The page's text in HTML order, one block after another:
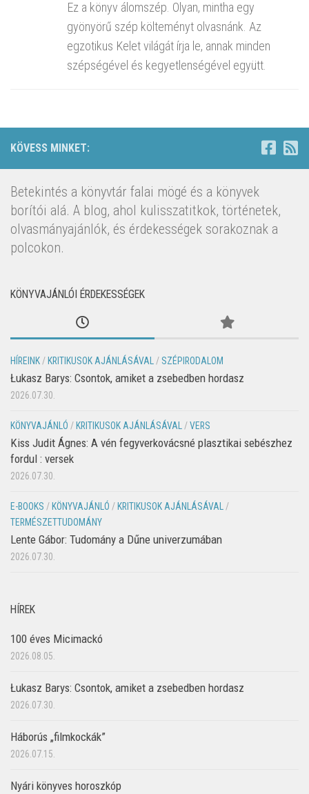
Ez a könyv álomszép. Olyan, mintha egy
gyönyörű szép költeményt olvasnánk. Az
egzotikus Kelet világát írja le, annak minden
szépségével és kegyetlenségével együtt.
KÖVESS MINKET:
Betekintés a könyvtár falai mögé és a könyvek
borítói alá. A blog, ahol kulisszatitkok, történetek,
olvasmányajánlók, és érdekességek sorakoznak a
polcokon.
KÖNYVAJÁNLÓI ÉRDEKESSÉGEK
HÍREINK/ KRITIKUSOK AJÁNLÁSÁVAL/ SZÉPIRODALOM
Łukasz Barys: Csontok, amiket a zsebedben hordasz
2026.07.30.
KÖNYVAJÁNLÓ / KRITIKUSOK AJÁNLÁSÁVAL/VERS
Kiss Judit Ágnes: A vén fegyverkovácsné plasztikai sebészhez
fordul : versek
2026.07.30.
E-BOOKS / KÖNYVAJÁNLÓ / KRITIKUSOK AJÁNLÁSÁVAL/
TERMÉSZETTUDOMÁNY
Lente Gábor: Tudomány a Dűne univerzumában
2026.07.30.
HÍREK
100 éves Micimackó
2026.08.05.
Łukasz Barys: Csontok, amiket a zsebedben hordasz
2026.07.30.
Háborús „filmkockák”
2026.07.15.
Nyári könyves horoszkóp